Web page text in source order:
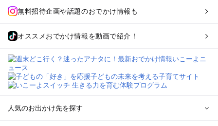
無料招待企画や話題のおでかけ情報も
オススメおでかけ情報を動画で紹介！
人気のお出かけ先を探す